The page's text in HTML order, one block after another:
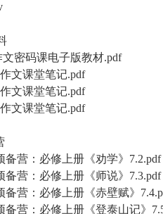
码课电子版教材.pdf
课堂笔记.pdf
课堂笔记.pdf
课堂笔记.pdf
营：必修上册《劝学》7.2.pdf
营：必修上册《师说》7.3.pdf
营：必修上册《赤壁赋》
营：必修上册《登泰山记》